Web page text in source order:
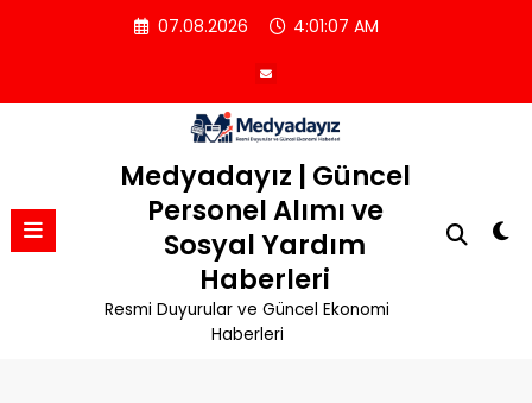
07.08.2026 4:01:07 AM
Medyadayız | Güncel
Personel Alımı ve
Sosyal Yardım
Haberleri
Resmi Duyurular ve Güncel Ekonomi
Haberleri